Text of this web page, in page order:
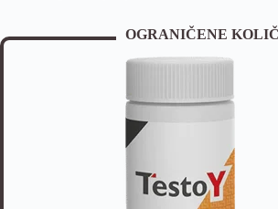
OGRANIČENE